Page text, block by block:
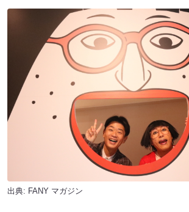
出典: FANY マガジン